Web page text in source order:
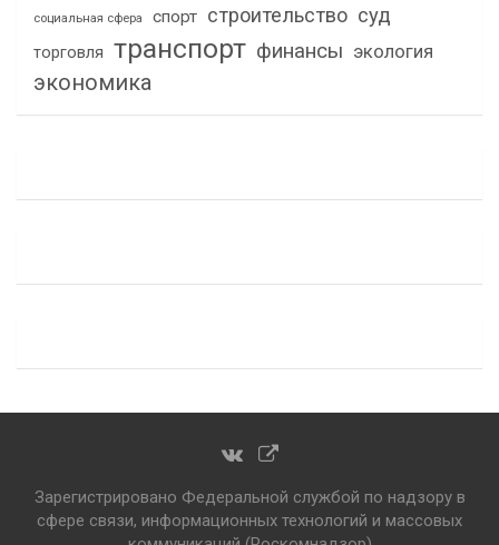
социальная сфера спорт строительство суд
торговля транспорт финансы экология
экономика
Зарегистрировано Федеральной службой по надзору в
сфере связи, информационных технологий и массовых